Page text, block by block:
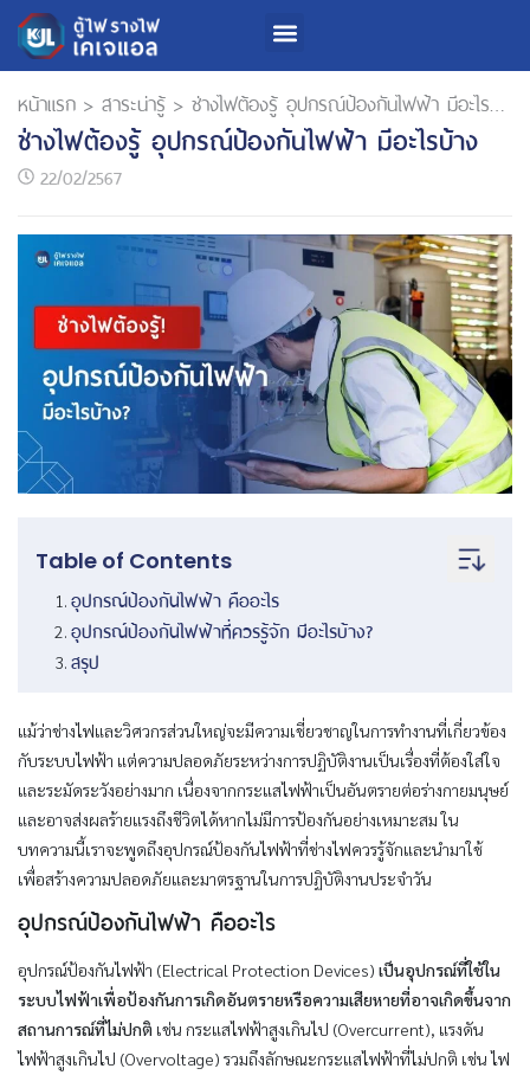
หน้าแรก > สาระน่ารู้ > ช่างไฟต้องรู้ อุปกรณ์ป้องกันไฟฟ้า มีอะไรบ้าง
ช่างไฟต้องรู้ อุปกรณ์ป้องกันไฟฟ้า มีอะไรบ้าง
22/02/2567
Table of Contents
อุปกรณ์ป้องกันไฟฟ้า คืออะไร
อุปกรณ์ป้องกันไฟฟ้าที่ควรรู้จัก มีอะไรบ้าง?
สรุป
แม้ว่าช่างไฟและวิศวกรส่วนใหญ่จะมีความเชี่ยวชาญในการทำงานที่เกี่ยวข้อง
กับระบบไฟฟ้า แต่ความปลอดภัยระหว่างการปฏิบัติงานเป็นเรื่องที่ต้องใส่ใจ
และระมัดระวังอย่างมาก เนื่องจากกระแสไฟฟ้าเป็นอันตรายต่อร่างกายมนุษย์
และอาจส่งผลร้ายแรงถึงชีวิตได้หากไม่มีการป้องกันอย่างเหมาะสม ใน
บทความนี้เราจะพูดถึงอุปกรณ์ป้องกันไฟฟ้าที่ช่างไฟควรรู้จักและนำมาใช้
เพื่อสร้างความปลอดภัยและมาตรฐานในการปฏิบัติงานประจำวัน
อุปกรณ์ป้องกันไฟฟ้า คืออะไร
อุปกรณ์ป้องกันไฟฟ้า (Electrical Protection Devices) เป็นอุปกรณ์ที่ใช้ใน
ระบบไฟฟ้าเพื่อป้องกันการเกิดอันตรายหรือความเสียหายที่อาจเกิดขึ้นจาก
สถานการณ์ที่ไม่ปกติ เช่น กระแสไฟฟ้าสูงเกินไป (Overcurrent), แรงดัน
ไฟฟ้าสูงเกินไป (Overvoltage) รวมถึงลักษณะกระแสไฟฟ้าที่ไม่ปกติ เช่น ไฟ